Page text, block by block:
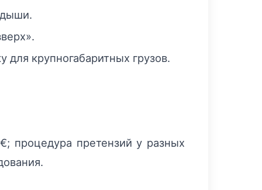
крупногабаритных грузов.
процедура претензий у разных